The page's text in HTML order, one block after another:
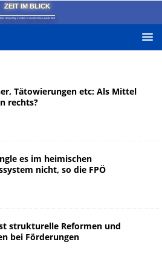
ZEIT IM BLICK
Das News-Blog mit dem kritischen Blick auf die Zeit!
Tätowierungen etc: Als Mittel
rechts?
es im heimischen
nicht, so die FPÖ
strukturelle Reformen und
bei Förderungen